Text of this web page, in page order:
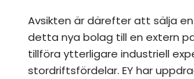
Avsikten är därefter att sälja
detta nya bolag till en extern
tillföra ytterligare industriell
stordriftsfördelar. EY har